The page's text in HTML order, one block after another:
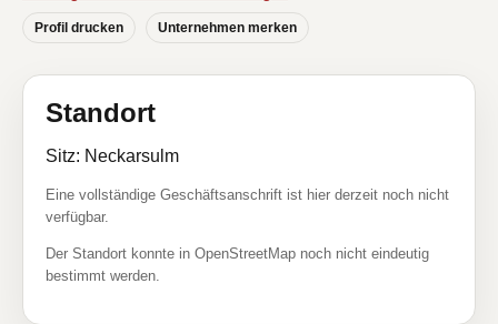
Profil drucken Unternehmen merken
Standort
Sitz: Neckarsulm
Eine vollständige Geschäftsanschrift ist hier derzeit noch nicht
verfügbar.
Der Standort konnte in OpenStreetMap noch nicht eindeutig
bestimmt werden.